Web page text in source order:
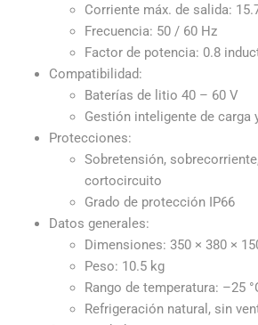
Corriente máx. de salida:
Frecuencia: 50 / 60 Hz
Factor de potencia: 0.8
Compatibilidad:
Baterías de litio 40 – 60 V
Gestión inteligente de carga
Protecciones:
Sobretensión,
cortocircuito
Grado de protección IP66
Datos generales:
Dimensiones: 350 × 380 ×
Peso: 10.5 kg
Rango de temperatura: –25
Refrigeración natural, sin